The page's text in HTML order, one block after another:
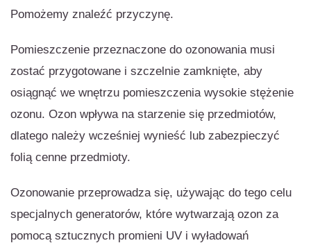
Pomożemy znaleźć przyczynę.
Pomieszczenie przeznaczone do ozonowania musi
zostać przygotowane i szczelnie zamknięte, aby
osiągnąć we wnętrzu pomieszczenia wysokie stężenie
ozonu. Ozon wpływa na starzenie się przedmiotów,
dlatego należy wcześniej wynieść lub zabezpieczyć
folią cenne przedmioty.
Ozonowanie przeprowadza się, używając do tego celu
specjalnych generatorów, które wytwarzają ozon za
pomocą sztucznych promieni UV i wyładowań